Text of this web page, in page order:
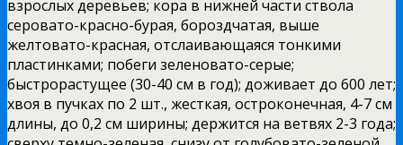
взрослых деревьев; кора в нижней части ствола
серовато-красно-бурая, бороздчатая, выше
желтовато-красная, отслаивающаяся тонкими
пластинками; побеги зеленовато-серые;
быстрорастущее (30-40 см в год); доживает до 600 лет;
хвоя в пучках по 2 шт., жесткая, остроконечная, 4-7 см
длины, до 0,2 см ширины; держится на ветвях 2-3 года;